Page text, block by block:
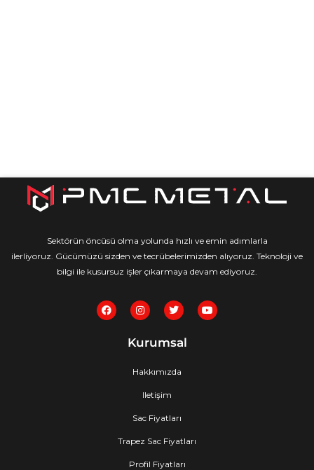
Sektörün öncüsü olma yolunda hızlı ve emin adımlarla
ilerliyoruz. Gücümüzü sizden ve tecrübelerimizden alıyoruz. Teknoloji ve
bilgi ile kusursuz işler çıkarmaya devam ediyoruz.
F
a
c
I
n
s
a
a
T
w
i
t
Y
o
u
Kurumsal
Hakkımızda
Iletişim
Sac Fiyatları
Trapez Sac Fiyatları
Profil Fiyatları